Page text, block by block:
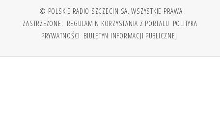
© POLSKIE RADIO SZCZECIN SA. WSZYSTKIE PRAWA
ZASTRZEŻONE. REGULAMIN KORZYSTANIA Z PORTALU POLITYKA
PRYWATNOŚCI BIULETYN INFORMACJI PUBLICZNEJ